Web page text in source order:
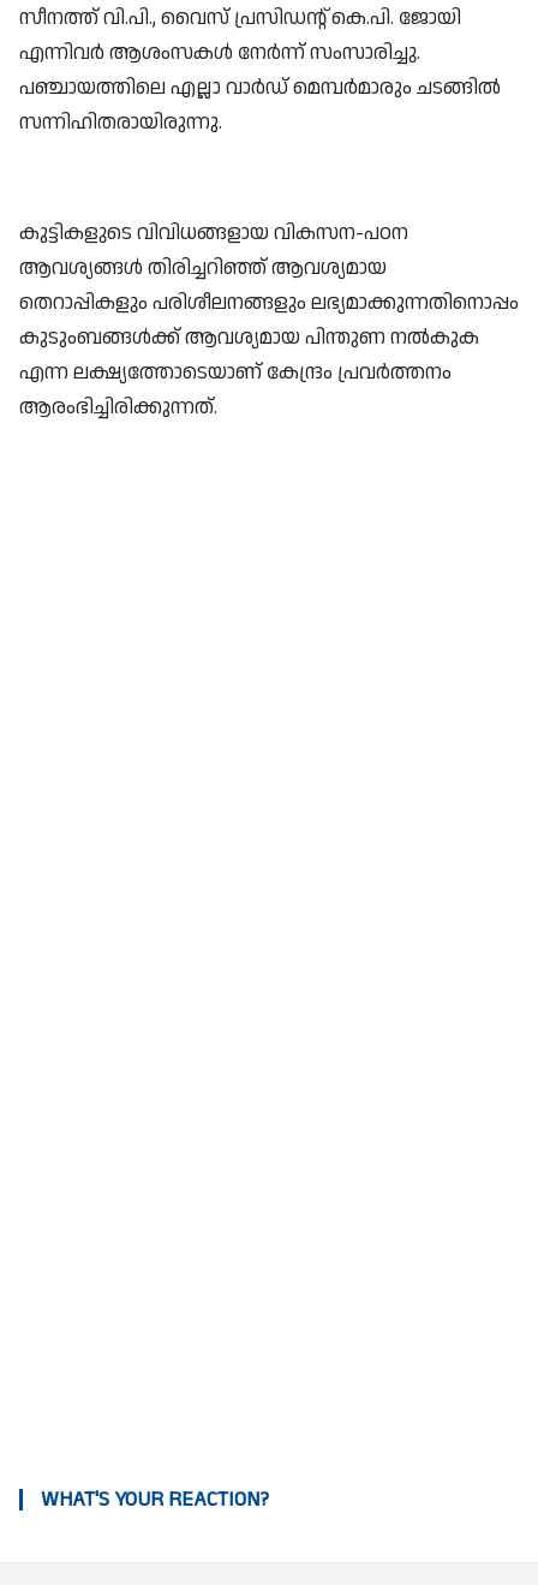
സീനത്ത് വി.പി., വൈസ് പ്രസിഡന്റ് കെ.പി. ജോയി
എന്നിവർ ആശംസകൾ നേർന്ന് സംസാരിച്ചു.
പഞ്ചായത്തിലെ എല്ലാ വാർഡ് മെമ്പർമാരും ചടങ്ങിൽ
സന്നിഹിതരായിരുന്നു.
കുട്ടികളുടെ വിവിധങ്ങളായ വികസന-പഠന
ആവശ്യങ്ങൾ തിരിച്ചറിഞ്ഞ് ആവശ്യമായ
തെറാപ്പികളും പരിശീലനങ്ങളും ലഭ്യമാക്കുന്നതിനൊപ്പം
കുടുംബങ്ങൾക്ക് ആവശ്യമായ പിന്തുണ നൽകുക
എന്ന ലക്ഷ്യത്തോടെയാണ് കേന്ദ്രം പ്രവർത്തനം
ആരംഭിച്ചിരിക്കുന്നത്.
WHAT'S YOUR REACTION?